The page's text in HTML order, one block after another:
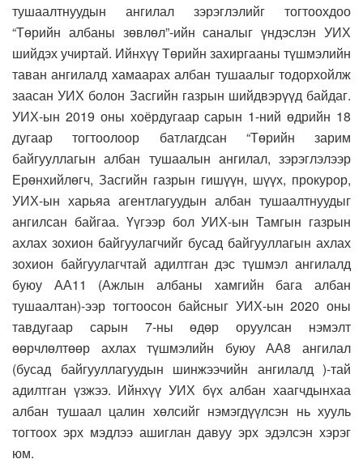
тушаалтнуудын ангилал зэрэглэлийг тогтоохдоо
“Төрийн албаны зөвлөл”-ийн саналыг үндэслэн УИХ
шийдэх учиртай. Ийнхүү Төрийн захиргааны түшмэлийн
таван ангилалд хамаарах албан тушаалыг тодорхойлж
заасан УИХ болон Засгийн газрын шийдвэрүүд байдаг.
УИХ-ын 2019 оны хоёрдугаар сарын 1-ний өдрийн 18
дугаар тогтоолоор батлагдсан “Төрийн зарим
байгууллагын албан тушаалын ангилал, зэрэглэлээр
Ерөнхийлөгч, Засгийн газрын гишүүн, шүүх, прокурор,
УИХ-ын харьяа агентлагуудын албан тушаалтнуудыг
ангилсан байгаа. Үүгээр бол УИХ-ын Тамгын газрын
ахлах зохион байгуулагчийг бусад байгууллагын ахлах
зохион байгуулагчтай адилтган дэс түшмэл ангилалд
буюу АА11 (Ажлын албаны хамгийн бага албан
тушаалтан)-ээр тогтоосон байсныг УИХ-ын 2020 оны
тавдугаар сарын 7-ны өдөр оруулсан нэмэлт
өөрчлөлтөөр ахлах түшмэлийн буюу АА8 ангилал
(бусад байгууллагуудын шинжээчийн ангилалд )-тай
адилтган үзжээ. Ийнхүү УИХ бүх албан хаагчдынхаа
албан тушаал цалин хөлсийг нэмэгдүүлсэн нь хууль
тогтоох эрх мэдлээ ашиглан давуу эрх эдэлсэн хэрэг
юм.